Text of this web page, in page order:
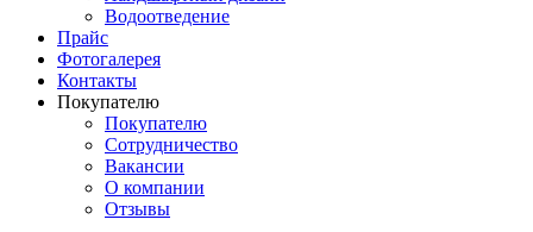
Водоотведение
Прайс
Фотогалерея
Контакты
Покупателю
Покупателю
Сотрудничество
Вакансии
О компании
Отзывы